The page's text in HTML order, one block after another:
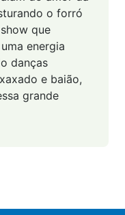
o forró
que
energia
danças
e baião,
grande